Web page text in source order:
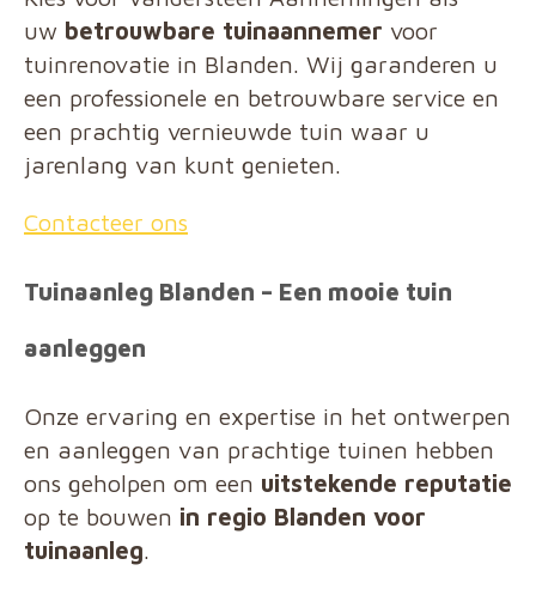
uw betrouwbare tuinaannemer voor
tuinrenovatie in Blanden. Wij garanderen u
een professionele en betrouwbare service en
een prachtig vernieuwde tuin waar u
jarenlang van kunt genieten.
Contacteer ons
Tuinaanleg Blanden – Een mooie tuin
aanleggen
Onze ervaring en expertise in het ontwerpen
en aanleggen van prachtige tuinen hebben
ons geholpen om een uitstekende reputatie
op te bouwen in regio Blanden voor
tuinaanleg.